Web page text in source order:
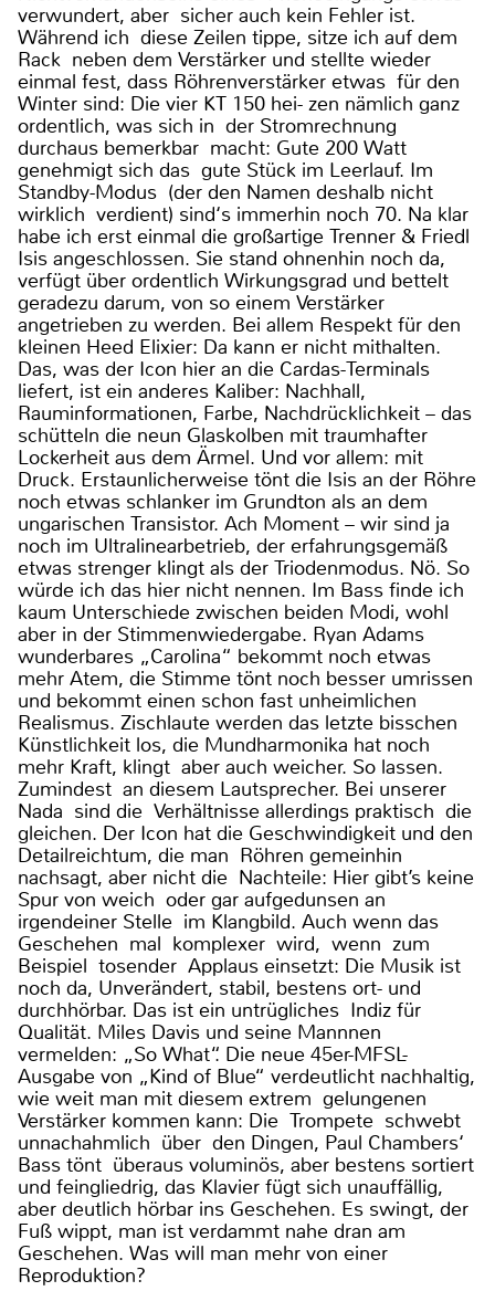
verwundert, aber sicher auch kein Fehler ist.
Während ich diese Zeilen tippe, sitze ich auf dem
Rack neben dem Verstärker und stellte wieder
einmal fest, dass Röhrenverstärker etwas für den
Winter sind: Die vier KT 150 hei- zen nämlich ganz
ordentlich, was sich in der Stromrechnung
durchaus bemerkbar macht: Gute 200 Watt
genehmigt sich das gute Stück im Leerlauf. Im
Standby-Modus (der den Namen deshalb nicht
wirklich verdient) sind‘s immerhin noch 70. Na klar
habe ich erst einmal die großartige Trenner & Friedl
Isis angeschlossen. Sie stand ohnenhin noch da,
verfügt über ordentlich Wirkungsgrad und bettelt
geradezu darum, von so einem Verstärker
angetrieben zu werden. Bei allem Respekt für den
kleinen Heed Elixier: Da kann er nicht mithalten.
Das, was der Icon hier an die Cardas-Terminals
liefert, ist ein anderes Kaliber: Nachhall,
Rauminformationen, Farbe, Nachdrücklichkeit – das
schütteln die neun Glaskolben mit traumhafter
Lockerheit aus dem Ärmel. Und vor allem: mit
Druck. Erstaunlicherweise tönt die Isis an der Röhre
noch etwas schlanker im Grundton als an dem
ungarischen Transistor. Ach Moment – wir sind ja
noch im Ultralinearbetrieb, der erfahrungsgemäß
etwas strenger klingt als der Triodenmodus. Nö. So
würde ich das hier nicht nennen. Im Bass finde ich
kaum Unterschiede zwischen beiden Modi, wohl
aber in der Stimmenwiedergabe. Ryan Adams
wunderbares „Carolina“ bekommt noch etwas
mehr Atem, die Stimme tönt noch besser umrissen
und bekommt einen schon fast unheimlichen
Realismus. Zischlaute werden das letzte bisschen
Künstlichkeit los, die Mundharmonika hat noch
mehr Kraft, klingt aber auch weicher. So lassen.
Zumindest an diesem Lautsprecher. Bei unserer
Nada sind die Verhältnisse allerdings praktisch die
gleichen. Der Icon hat die Geschwindigkeit und den
Detailreichtum, die man Röhren gemeinhin
nachsagt, aber nicht die Nachteile: Hier gibt’s keine
Spur von weich oder gar aufgedunsen an
irgendeiner Stelle im Klangbild. Auch wenn das
Geschehen mal komplexer wird, wenn zum
Beispiel tosender Applaus einsetzt: Die Musik ist
noch da, Unverändert, stabil, bestens ort- und
durchhörbar. Das ist ein untrügliches Indiz für
Qualität. Miles Davis und seine Mannnen
vermelden: „So What“. Die neue 45er-MFSL-
Ausgabe von „Kind of Blue“ verdeutlicht nachhaltig,
wie weit man mit diesem extrem gelungenen
Verstärker kommen kann: Die Trompete schwebt
unnachahmlich über den Dingen, Paul Chambers‘
Bass tönt überaus voluminös, aber bestens sortiert
und feingliedrig, das Klavier fügt sich unauffällig,
aber deutlich hörbar ins Geschehen. Es swingt, der
Fuß wippt, man ist verdammt nahe dran am
Geschehen. Was will man mehr von einer
Reproduktion?